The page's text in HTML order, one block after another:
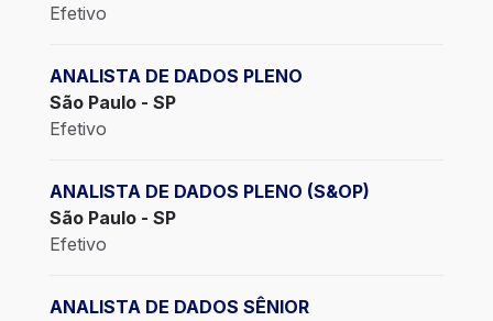
Efetivo
ANALISTA DE DADOS PLENO
São Paulo - SP
Efetivo
ANALISTA DE DADOS PLENO (S&OP)
São Paulo - SP
Efetivo
ANALISTA DE DADOS SÊNIOR